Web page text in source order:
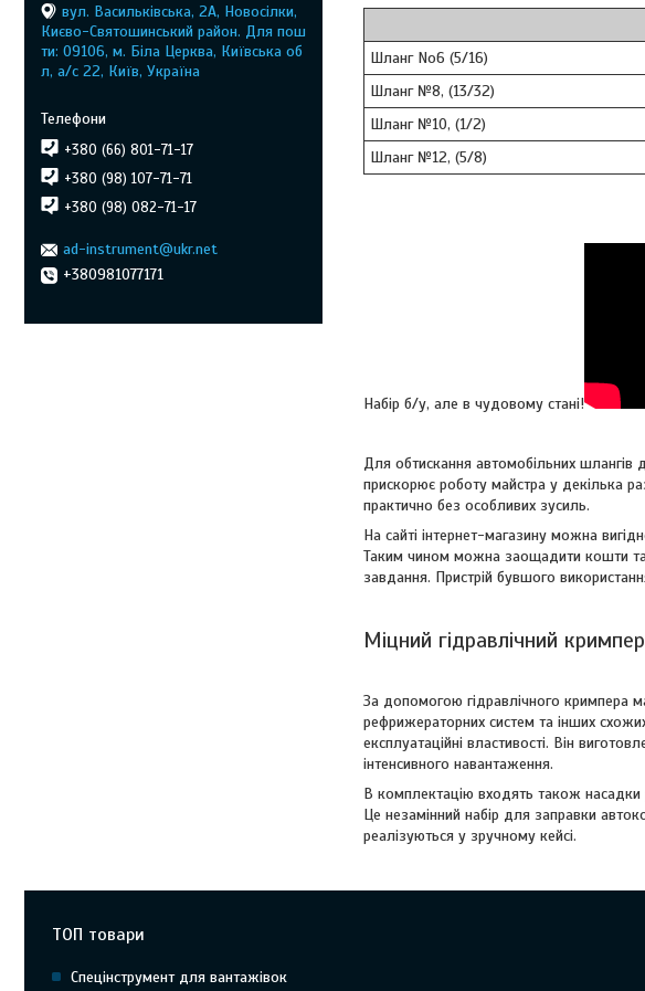
Шланг No6 (5/16)
Шланг №8, (13/32)
Шланг №10, (1/2)
Шланг №12, (5/8)
Набір б/у, але в чудовому стані!
Для обтискання автомобільних шлангів
прискорює роботу майстра у декілька
практично без особливих зусиль.
На сайті інтернет-магазину можна
Таким чином можна заощадити кошти та
завдання. Пристрій бувшого
Міцний гідравлічний
За допомогою гідравлічного кримпера
рефрижераторних систем та інших
експлуатаційні властивості. Він
інтенсивного навантаження.
В комплектацію входять також
Це незамінний набір для заправки
реалізуються у зручному кейсі.
вул. Васильківська, 2А, Новосілки,
Києво-Святошинський район. Для пош
ти: 09106, м. Біла Церква, Київська об
л, а/с 22, Київ, Україна
+380 (66) 801-71-17
+380 (98) 107-71-71
+380 (98) 082-71-17
ad-instrument@ukr.net
+380981077171
ТОП товари
Спецінструмент для вантажівок